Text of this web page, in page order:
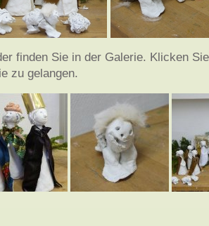
finden Sie in der Galerie. Klicken
zu gelangen.